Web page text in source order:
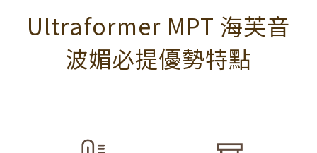
Ultraformer MPT 海芙音
波媚必提優勢特點